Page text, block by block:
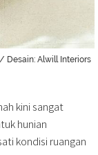
Desain: Alwill Interiors
kini sangat
hunian
kondisi ruangan